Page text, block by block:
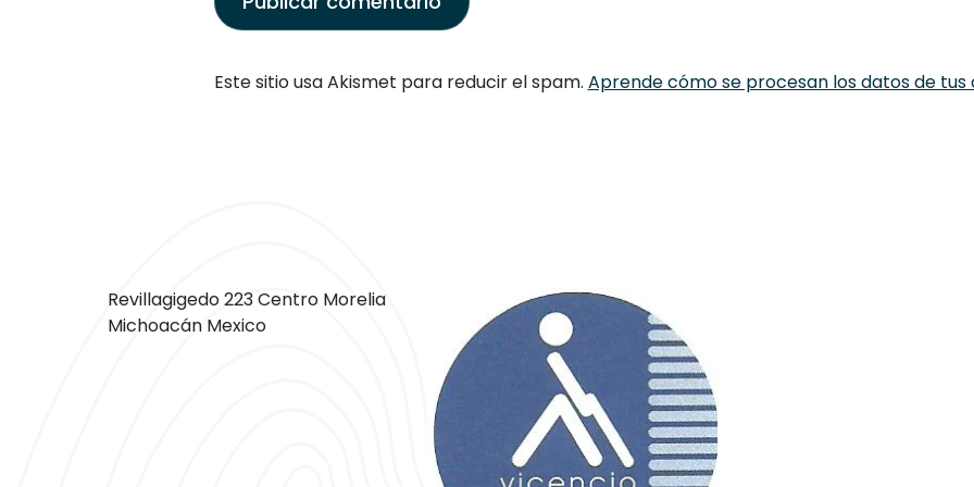
Este sitio usa Akismet para reducir el spam. Aprende cómo se procesan los datos de
Revillagigedo 223 Centro Morelia
Michoacán Mexico